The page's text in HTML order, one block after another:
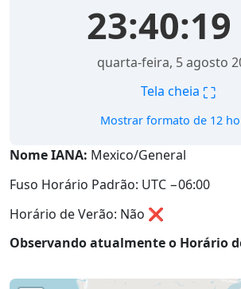
23:40:19
quarta-feira, 5 agosto
Tela cheia ⛶
Mostrar formato de 12
Nome IANA: Mexico/General
Fuso Horário Padrão: UTC −06:00
Horário de Verão: Não ❌
Observando atualmente o Horário